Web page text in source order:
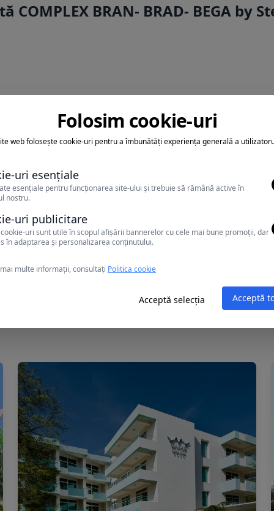
BRAN- BRAD- BEGA by
achita sejurul cu tichete
Folosim cookie-uri
web folosește cookie-uri pentru a îmbunătăți experiența generală a
uri esențiale
esențiale pentru funcționarea site-ului și trebuie să rămână active în
nostru.
uri publicitare
uri sunt utile în scopul afișării bannerelor cu cele mai bune promoții, dar
în adaptarea și personalizarea conținutului.
multe informații, consultați Politica cookie
Acceptă selecția Acceptă